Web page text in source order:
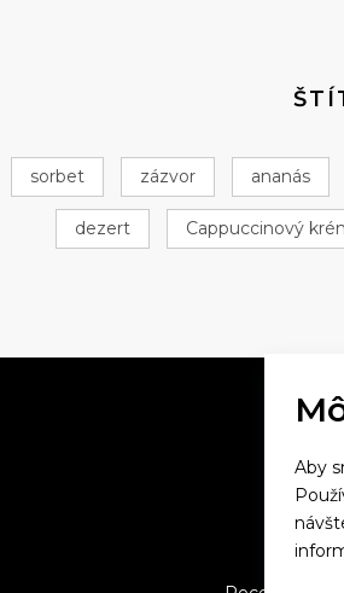
sorbet zázvor ananás
dezert Cappuccinový
Aby